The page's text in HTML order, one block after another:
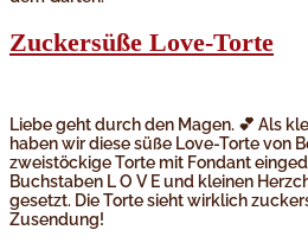
Zuckersüße Love-Torte
Liebe geht durch den Magen. 💕 Als
haben wir diese süße Love-Torte von
zweistöckige Torte mit Fondant
Buchstaben L O V E und kleinen
gesetzt. Die Torte sieht wirklich
Zusendung!